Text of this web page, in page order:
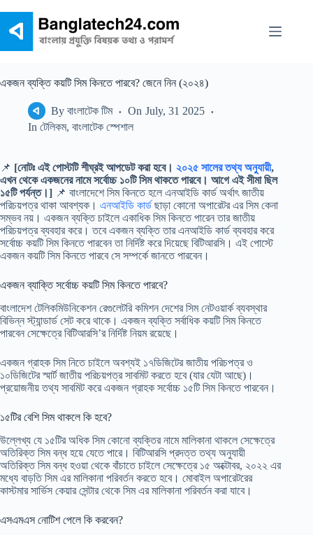
content
একজন ব্যক্তি কয়টি সিম কিনতে পারবে? জেনে নিন (২০২৪)
By বাংলাটেক টিম On July, 31 2025
In টেলিকম,বাংলাটেক স্পেশাল
📌 [নোটঃ এই পোস্টটি শীঘ্রই আপডেট করা হবে। ২০২৫ সালের তথ্য অনুযায়ী,
এখন থেকে একজনের নামে সর্বোচ্চ ১০টি সিম থাকতে পারবে। আগে এই সীমা ছিল
১৫টি পর্যন্ত।] 📌 বাংলাদেশে সিম কিনতে হলে এনআইডি কার্ড অর্থাৎ জাতীয়
পরিচয়পত্র থাকা আবশ্যক। এনআইডি কার্ড ছাড়া কোনো অপারেটর এর সিম কেনা
সম্ভব নয়। একজন ব্যক্তি চাইলে একাধিক সিম কিনতে পারেন তার জাতীয়
পরিচয়পত্র ব্যবহার করে। তবে একজন ব্যক্তি তার এনআইডি কার্ড ব্যবহার করে
সর্বোচ্চ কয়টি সিম কিনতে পারবেন তা নির্দিষ্ট করে দিয়েছে বিটিআরসি। এই পোস্টে
একজন কয়টি সিম কিনতে পারবে সে সম্পর্কে জানতে পারবেন।
একজন ব্যাক্তি সর্বোচ্চ কয়টি সিম কিনতে পারবে?
বাংলাদেশ টেলিকমিউনিকেশন রেগুলেটরি কমিশন দেশের সিম নেটওয়ার্ক ব্যবস্থার
বিভিন্ন স্ট্যান্ডার্ড সেট করে থাকে। একজন ব্যক্তি সর্বাধিক কয়টি সিম কিনতে
পারবেন সেক্ষেত্রে বিটিআরসি’র নির্দিষ্ট নিয়ম রয়েছে।
একজন গ্রাহক সিম নিতে চাইলে অবশ্যই ১৭ডিজিটের জাতীয় পরিচপত্র ও
১০ডিজিটের স্মার্ট জাতীয় পরিচয়পত্র সাবমিট করতে হবে (যার যেটা আছে)।
প্রয়োজনীয় তথ্য সাবমিট করে একজন গ্রাহক সর্বোচ্চ ১৫টি সিম কিনতে পারবেন।
১৫টির বেশি সিম থাকলে কি হবে?
উল্লেখ্য যে ১৫টির অধিক সিম কোনো ব্যক্তির নামে মালিকানা থাকলে সেক্ষেত্রে
অতিরিক্ত সিম বন্ধ হয়ে যেতে পারে। বিটিআরসি প্রদত্ত তথ্য অনুযায়ী
অতিরিক্ত সিম বন্ধ হওয়া থেকে বাঁচাতে চাইলে সেক্ষেত্রে ১৫ অক্টোবর, ২০২২ এর
মধ্যে বাড়তি সিম এর মালিকানা পরিবর্তন করতে হবে। মোবাইল অপারেটরের
কাস্টমার সার্ভিস কেয়ার সেন্টার থেকে সিম এর মালিকানা পরিবর্তন করা যাবে।
এসএমএস নোটিশ পেলে কি করবেন?